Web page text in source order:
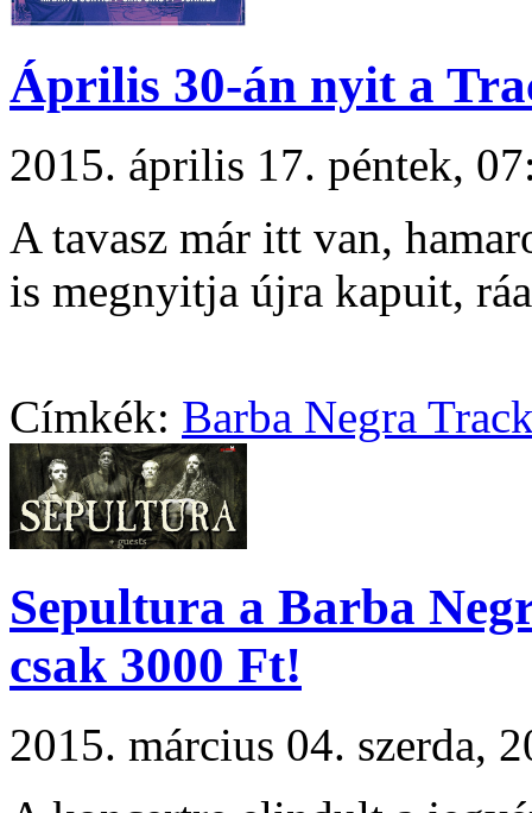
Április 30-án nyit a
2015. április 17. péntek,
A tavasz már itt van,
is megnyitja újra kapuit,
Címkék: Barba Negra
Sepultura a Barba
csak 3000 Ft!
2015. március 04. szerda,